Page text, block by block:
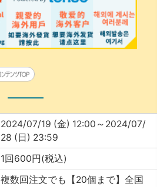
2024/07/19 (金) 12:00～2024/07/
28 (日) 23:59
1回600円(税込)
複数回注文でも【20個まで】全国